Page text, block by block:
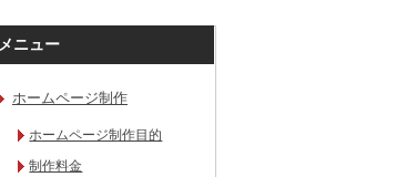
メニュー
ホームページ制作
ホームページ制作目的
制作料金